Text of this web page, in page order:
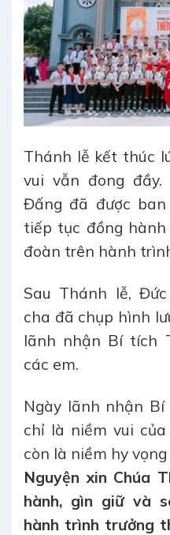
Thánh lễ kết thúc
vui vẫn đong
Đấng đã được ban
tiếp tục đồng
đoàn trên hành
Sau Thánh lễ,
cha đã chụp hình
lãnh nhận Bí tích
các em.
Ngày lãnh nhận
chỉ là niềm vui
còn là niềm hy
Nguyện xin Chúa
hành, gìn giữ và
hành trình trưởng